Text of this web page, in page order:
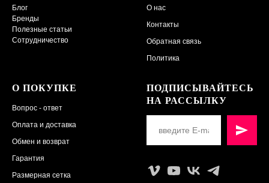
Блог
Бренды
Полезные статьи
Сотрудничество
О нас
Контакты
Обратная связь
Политика
О ПОКУПКЕ
Вопрос - ответ
Оплата и доставка
Обмен и возврат
Гарантия
Размерная сетка
ПОДПИСЫВАЙТЕСЬ
НА РАССЫЛКУ